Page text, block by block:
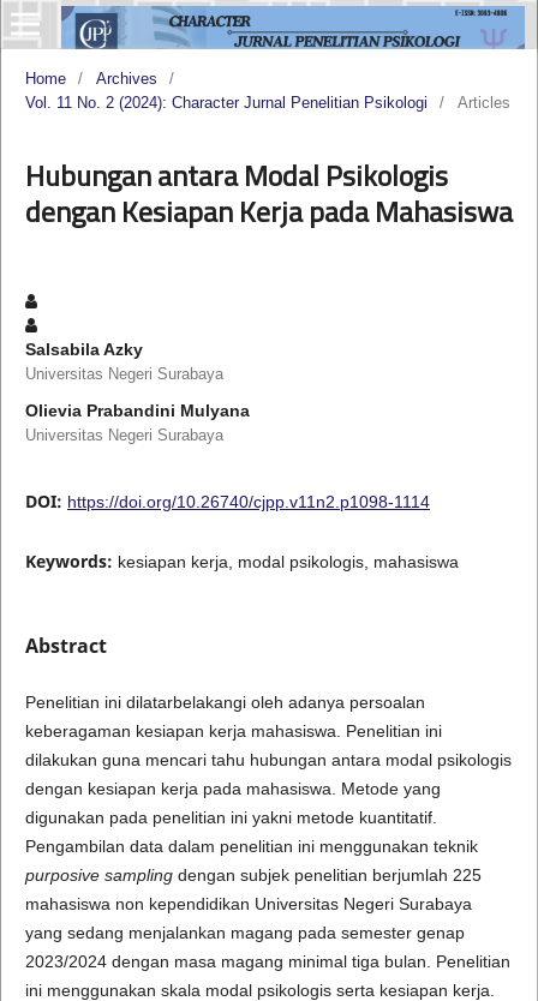
Home / Archives
/
Vol. 11 No. 2 (2024): Character Jurnal Penelitian Psikologi
/ Articles
Hubungan antara Modal Psikologis
dengan Kesiapan Kerja pada Mahasiswa
Salsabila Azky
Universitas Negeri Surabaya
Olievia Prabandini Mulyana
Universitas Negeri Surabaya
DOI: https://doi.org/10.26740/cjpp.v11n2.p1098-1114
Keywords: kesiapan kerja, modal psikologis, mahasiswa
Abstract
Penelitian ini dilatarbelakangi oleh adanya persoalan
keberagaman kesiapan kerja mahasiswa. Penelitian ini
dilakukan guna mencari tahu hubungan antara modal psikologis
dengan kesiapan kerja pada mahasiswa. Metode yang
digunakan pada penelitian ini yakni metode kuantitatif.
Pengambilan data dalam penelitian ini menggunakan teknik
purposive sampling dengan subjek penelitian berjumlah 225
mahasiswa non kependidikan Universitas Negeri Surabaya
yang sedang menjalankan magang pada semester genap
2023/2024 dengan masa magang minimal tiga bulan. Penelitian
ini menggunakan skala modal psikologis serta kesiapan kerja.